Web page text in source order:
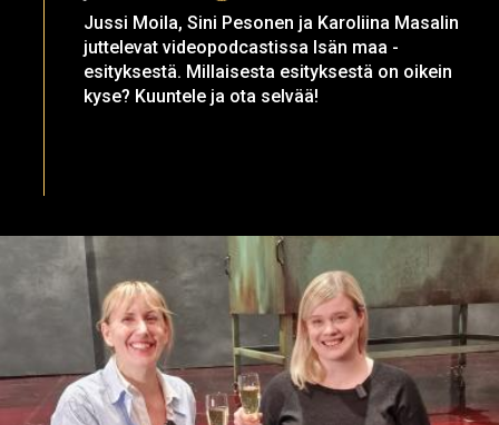
Jussi Moila, Sini Pesonen ja Karoliina Masalin
juttelevat videopodcastissa Isän maa -
esityksestä. Millaisesta esityksestä on oikein
kyse? Kuuntele ja ota selvää!